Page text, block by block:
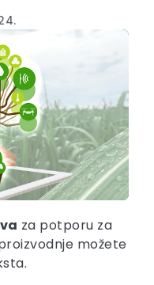
za potporu za
možete